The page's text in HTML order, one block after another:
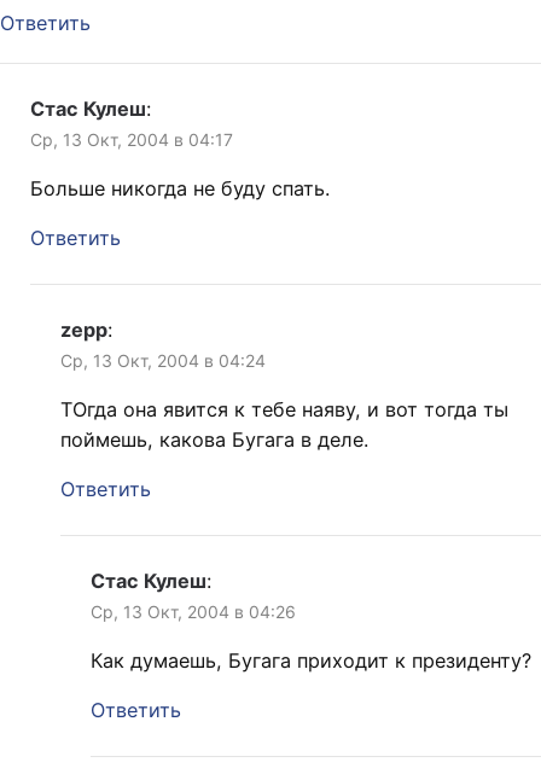
Ответить
Стас Кулеш:
Ср, 13 Окт, 2004 в 04:17
Больше никогда не буду спать.
Ответить
zepp:
Ср, 13 Окт, 2004 в 04:24
ТОгда она явится к тебе наяву, и вот тогда ты
поймешь, какова Бугага в деле.
Ответить
Стас Кулеш:
Ср, 13 Окт, 2004 в 04:26
Как думаешь, Бугага приходит к президенту?
Ответить